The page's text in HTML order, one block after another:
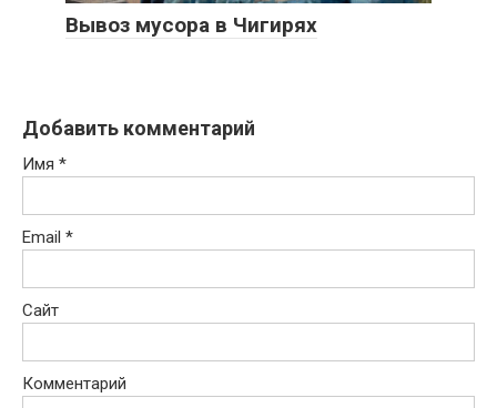
Вывоз мусора в Чигирях
Добавить комментарий
Имя *
Email *
Сайт
Комментарий